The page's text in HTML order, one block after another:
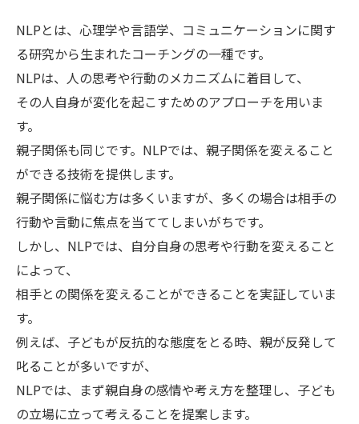
NLPとは、心理学や言語学、コミュニケーションに関す
る研究から生まれたコーチングの一種です。
NLPは、人の思考や行動のメカニズムに着目して、
その人自身が変化を起こすためのアプローチを用いま
す。
親子関係も同じです。NLPでは、親子関係を変えること
ができる技術を提供します。
親子関係に悩む方は多くいますが、多くの場合は相手の
行動や言動に焦点を当ててしまいがちです。
しかし、NLPでは、自分自身の思考や行動を変えること
によって、
相手との関係を変えることができることを実証していま
す。
例えば、子どもが反抗的な態度をとる時、親が反発して
叱ることが多いですが、
NLPでは、まず親自身の感情や考え方を整理し、子ども
の立場に立って考えることを提案します。